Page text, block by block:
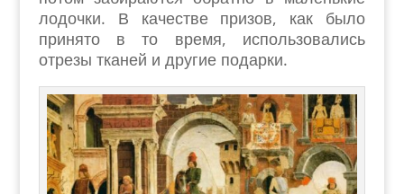
лодочки. В качестве призов, как было
принято в то время, использовались
отрезы тканей и другие подарки.